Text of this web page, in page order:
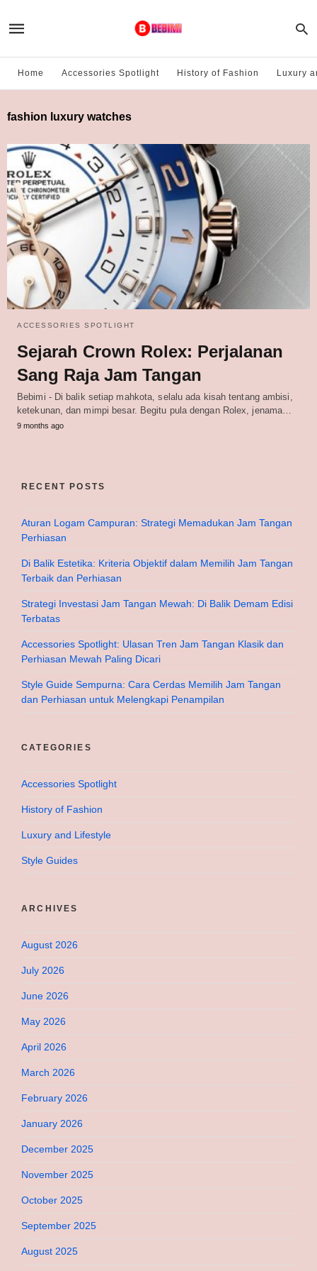
Home Accessories Spotlight History of Fashion Luxury
fashion luxury watches
ACCESSORIES SPOTLIGHT
Sejarah Crown Rolex: Perjalanan
Sang Raja Jam Tangan
Bebimi - Di balik setiap mahkota, selalu ada kisah tentang ambisi,
ketekunan, dan mimpi besar. Begitu pula dengan Rolex, jenama…
9 months ago
RECENT POSTS
Aturan Logam Campuran: Strategi Memadukan Jam Tangan
Perhiasan
Di Balik Estetika: Kriteria Objektif dalam Memilih Jam Tangan
Terbaik dan Perhiasan
Strategi Investasi Jam Tangan Mewah: Di Balik Demam Edisi
Terbatas
Accessories Spotlight: Ulasan Tren Jam Tangan Klasik dan
Perhiasan Mewah Paling Dicari
Style Guide Sempurna: Cara Cerdas Memilih Jam Tangan
dan Perhiasan untuk Melengkapi Penampilan
CATEGORIES
Accessories Spotlight
History of Fashion
Luxury and Lifestyle
Style Guides
ARCHIVES
August 2026
July 2026
June 2026
May 2026
April 2026
March 2026
February 2026
January 2026
December 2025
November 2025
October 2025
September 2025
August 2025